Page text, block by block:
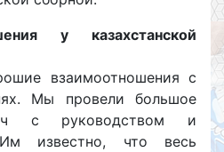
у казахстанской
взаимоотношения с
Мы провели большое
с руководством и
известно, что весь